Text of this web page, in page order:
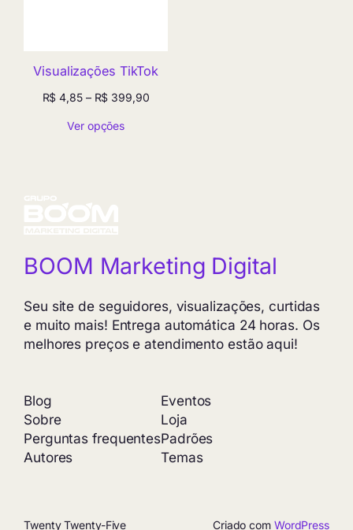
Visualizações TikTok
R$ 4,85 – R$ 399,90Faixa
Ver opções
BOOM Marketing Digital
Seu site de seguidores, visualizações, curtidas
e muito mais! Entrega automática 24 horas. Os
melhores preços e atendimento estão aqui!
Blog
Sobre
Perguntas frequentes
Autores
Eventos
Loja
Padrões
Temas
Twenty Twenty-Five Criado com WordPress